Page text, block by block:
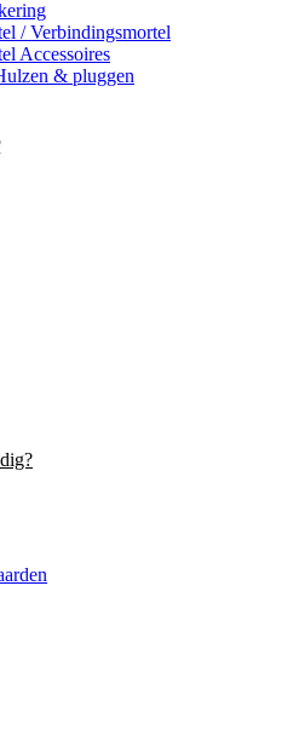
/ Verbindingsmortel
Accessoires
& pluggen